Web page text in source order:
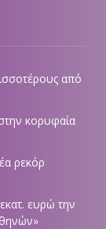
από
κορυφαία
ρεκόρ
ευρώ την